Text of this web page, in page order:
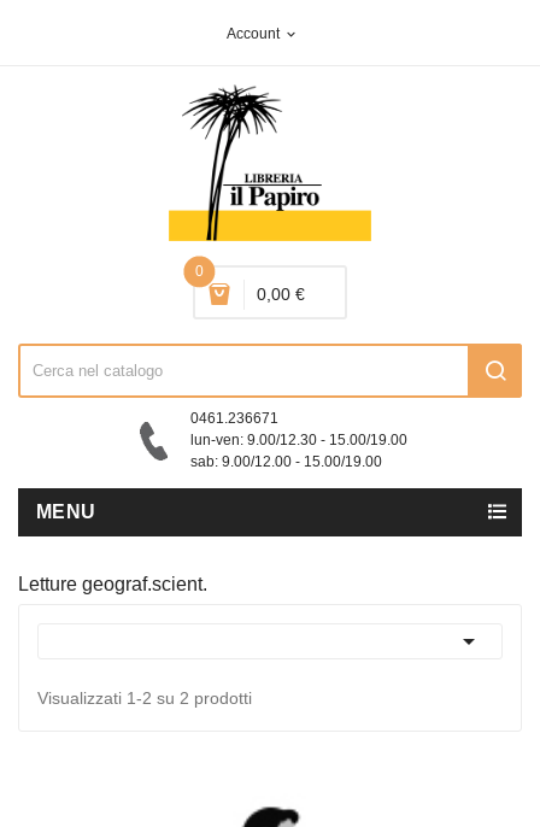
Account expand_more
0
0,00 €
0461.236671
lun-ven: 9.00/12.30 - 15.00/19.00
sab: 9.00/12.00 - 15.00/19.00
MENU
Letture geograf.scient.

Visualizzati 1-2 su 2 prodotti